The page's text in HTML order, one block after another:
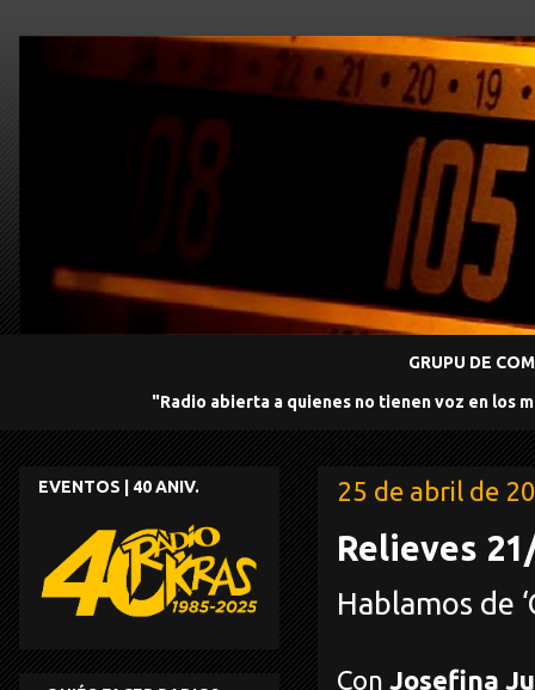
GRUPU DE
"Radio abierta a quienes no tienen voz en los
25 de abril de
Relieves
Hablamos de
Con Josefina
EVENTOS | 40 ANIV.